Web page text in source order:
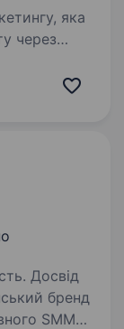
яка
через
брендам
Досвід
SMM-